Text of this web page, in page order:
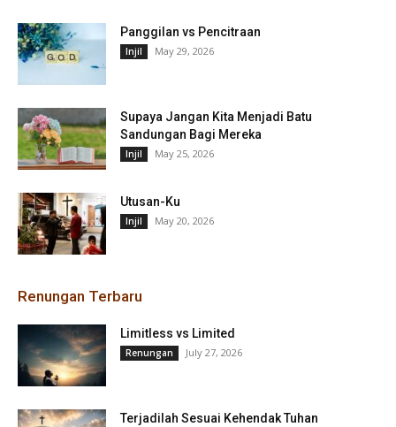
Panggilan vs Pencitraan
Injil May 29, 2026
Supaya Jangan Kita Menjadi Batu
Sandungan Bagi Mereka
Injil May 25, 2026
Utusan-Ku
Injil May 20, 2026
Renungan Terbaru
Limitless vs Limited
Renungan July 27, 2026
Terjadilah Sesuai Kehendak Tuhan